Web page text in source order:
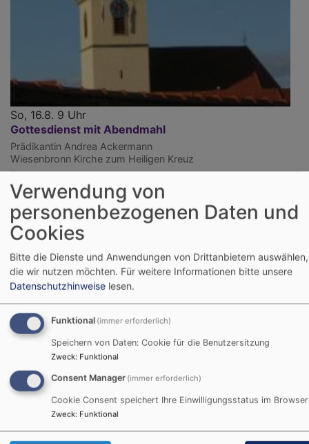
So, 16.8. 9 Uhr
Gottesdienst mit Abendmahl
Prädikantin Andrea Ackermann
Wiesenbronn Kirche zum Heiligen Kreuz
Verwendung von
personenbezogenen Daten und
Cookies
Bitte die Dienste und Anwendungen von Drittanbietern auswählen,
die wir nutzen möchten. Für weitere Informationen bitte unsere
Datenschutzhinweise lesen.
Funktional (immer erforderlich)
Speichern von Daten: Cookie für die Benutzersitzung
Zweck: Funktional
Consent Manager (immer erforderlich)
Cookie Consent speichert Ihre Einwilligungsstatus im Browser
Zweck: Funktional